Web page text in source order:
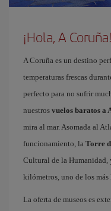
¡Hola, A Coruña!
A Coruña es un destino
temperaturas frescas
perfecto para no sufrir
nuestros vuelos baratos a
mira al mar. Asomada al
funcionamiento, la Torre
Cultural de la Humanidad,
kilómetros, uno de los más
La oferta de museos es